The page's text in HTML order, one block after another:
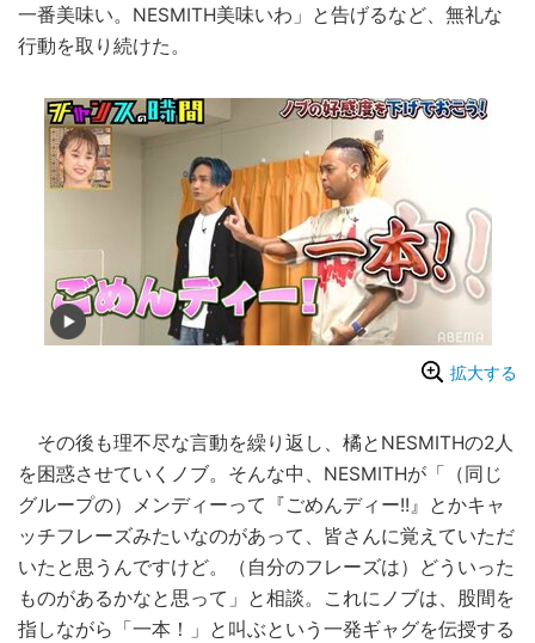
一番美味い。NESMITH美味いわ」と告げるなど、無礼な
行動を取り続けた。
拡大する
その後も理不尽な言動を繰り返し、橘とNESMITHの2人
を困惑させていくノブ。そんな中、NESMITHが「（同じ
グループの）メンディーって『ごめんディー!!』とかキャ
ッチフレーズみたいなのがあって、皆さんに覚えていただ
いたと思うんですけど。（自分のフレーズは）どういった
ものがあるかなと思って」と相談。これにノブは、股間を
指しながら「一本！」と叫ぶという一発ギャグを伝授する